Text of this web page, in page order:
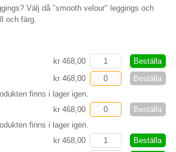
Välj då "smooth velour" leggings och
och färg.
kr 468,00
Beställa
kr 468,00
Beställa
finns i lager igen.
kr 468,00
Beställa
finns i lager igen.
kr 468,00
Beställa